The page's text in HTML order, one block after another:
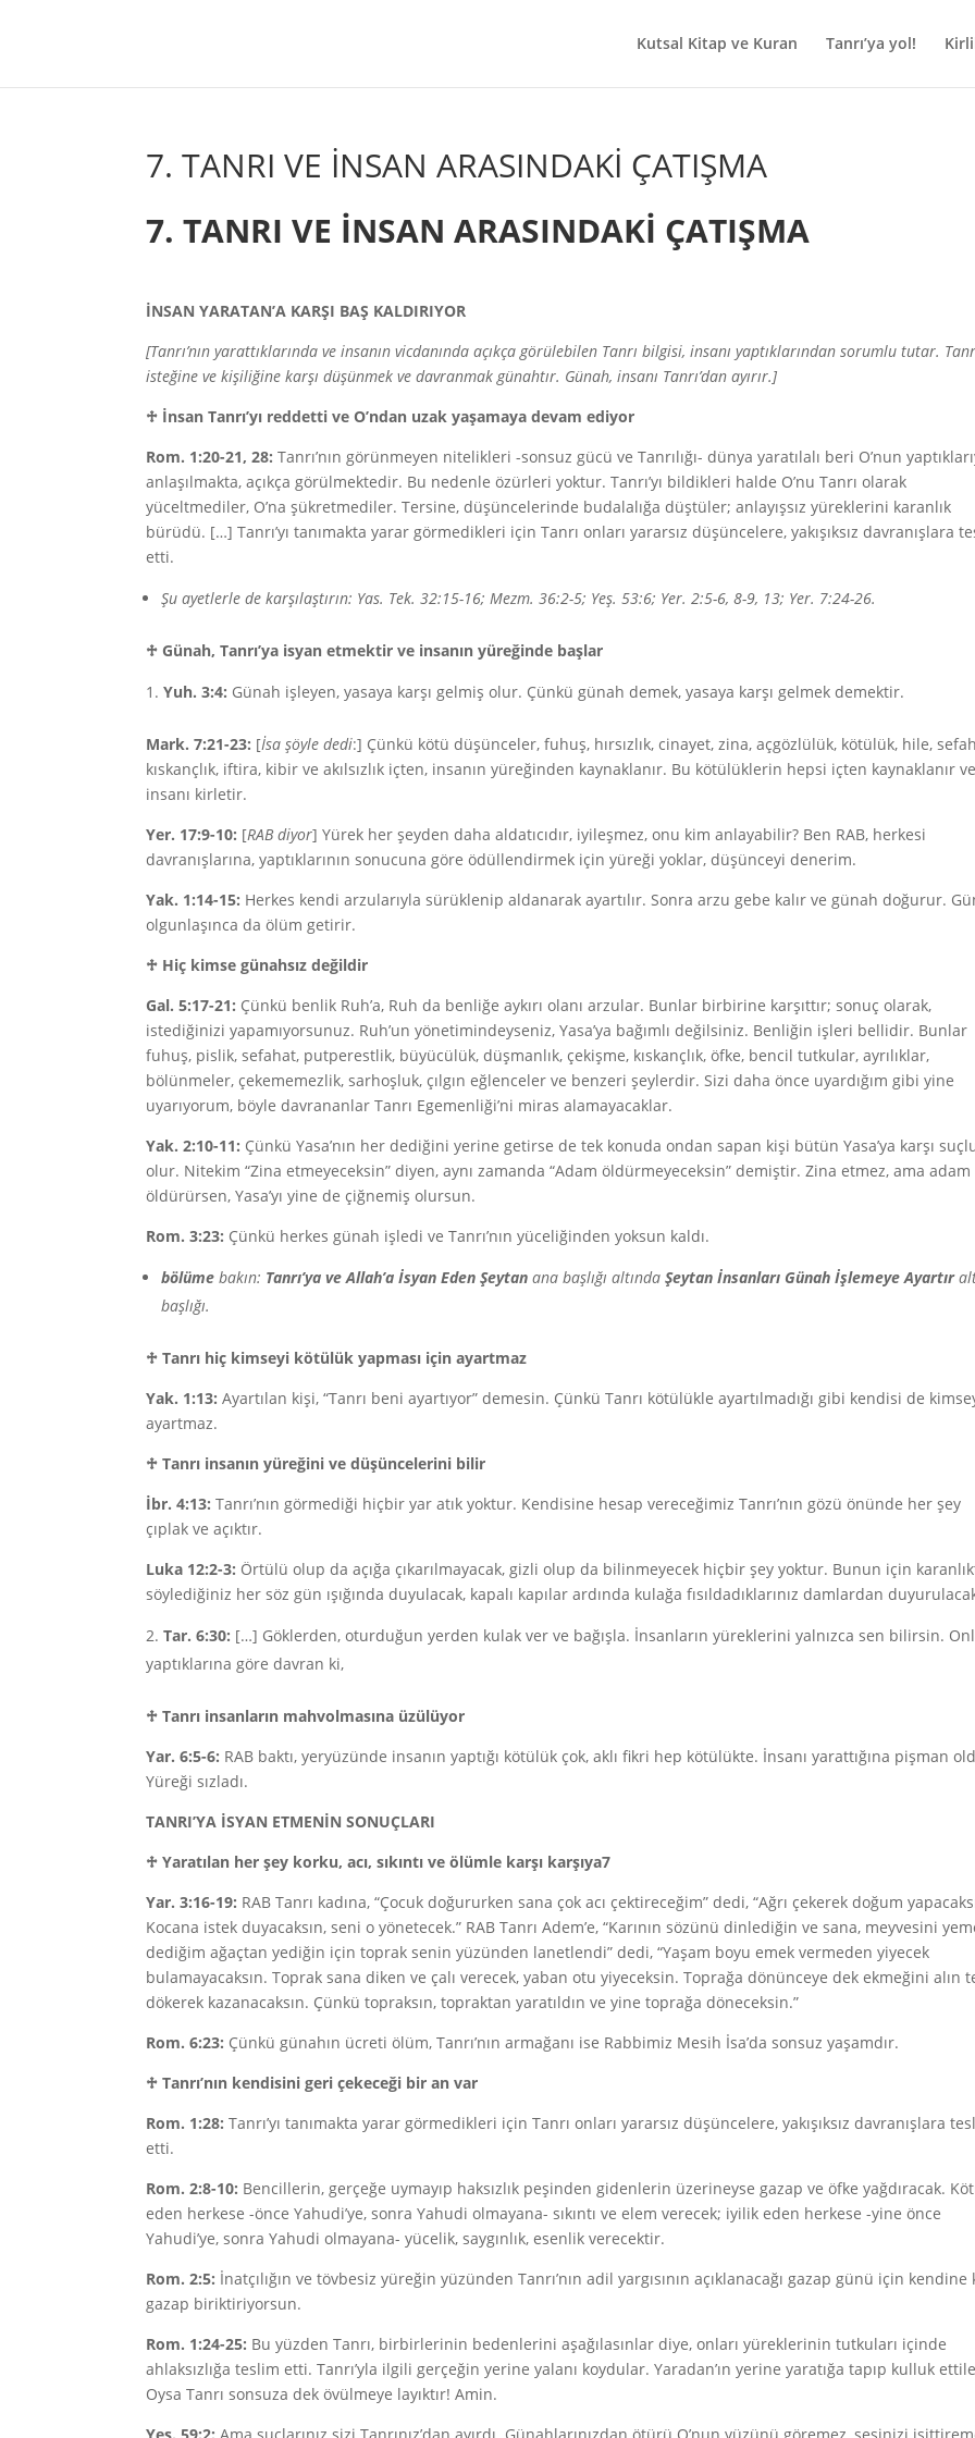
Kutsal Kitap ve Kuran Tanrı’ya yol!
7. TANRI VE İNSAN ARASINDAKİ ÇATIŞMA
7. TANRI VE İNSAN ARASINDAKİ ÇATIŞMA
İNSAN YARATAN’A KARŞI BAŞ KALDIRIYOR
[Tanrı’nın yarattıklarında ve insanın vicdanında açıkça görülebilen Tanrı bilgisi, insanı yaptıklarından sorumlu tutar.
isteğine ve kişiliğine karşı düşünmek ve davranmak günahtır. Günah, insanı Tanrı’dan ayırır.]
♱ İnsan Tanrı’yı reddetti ve O’ndan uzak yaşamaya devam ediyor
Rom. 1:20-21, 28: Tanrı’nın görünmeyen nitelikleri -sonsuz gücü ve Tanrılığı- dünya yaratılalı beri O’nun
anlaşılmakta, açıkça görülmektedir. Bu nedenle özürleri yoktur. Tanrı’yı bildikleri halde O’nu Tanrı olarak
yüceltmediler, O’na şükretmediler. Tersine, düşüncelerinde budalalığa düştüler; anlayışsız yüreklerini karanlık
bürüdü. […] Tanrı’yı tanımakta yarar görmedikleri için Tanrı onları yararsız düşüncelere, yakışıksız davranışlara
etti.
Şu ayetlerle de karşılaştırın: Yas. Tek. 32:15-16; Mezm. 36:2-5; Yeş. 53:6; Yer. 2:5-6, 8-9, 13; Yer. 7:24-26.
♱ Günah, Tanrı’ya isyan etmektir ve insanın yüreğinde başlar
Yuh. 3:4: Günah işleyen, yasaya karşı gelmiş olur. Çünkü günah demek, yasaya karşı gelmek demektir.
Mark. 7:21-23: [İsa şöyle dedi:] Çünkü kötü düşünceler, fuhuş, hırsızlık, cinayet, zina, açgözlülük, kötülük, hile,
kıskançlık, iftira, kibir ve akılsızlık içten, insanın yüreğinden kaynaklanır. Bu kötülüklerin hepsi içten kaynaklanır ve
insanı kirletir.
Yer. 17:9-10: [RAB diyor] Yürek her şeyden daha aldatıcıdır, iyileşmez, onu kim anlayabilir? Ben RAB, herkesi
davranışlarına, yaptıklarının sonucuna göre ödüllendirmek için yüreği yoklar, düşünceyi denerim.
Yak. 1:14-15: Herkes kendi arzularıyla sürüklenip aldanarak ayartılır. Sonra arzu gebe kalır ve günah doğurur.
olgunlaşınca da ölüm getirir.
♱ Hiç kimse günahsız değildir
Gal. 5:17-21: Çünkü benlik Ruh’a, Ruh da benliğe aykırı olanı arzular. Bunlar birbirine karşıttır; sonuç olarak,
istediğinizi yapamıyorsunuz. Ruh’un yönetimindeyseniz, Yasa’ya bağımlı değilsiniz. Benliğin işleri bellidir. Bunlar
fuhuş, pislik, sefahat, putperestlik, büyücülük, düşmanlık, çekişme, kıskançlık, öfke, bencil tutkular, ayrılıklar,
bölünmeler, çekememezlik, sarhoşluk, çılgın eğlenceler ve benzeri şeylerdir. Sizi daha önce uyardığım gibi yine
uyarıyorum, böyle davrananlar Tanrı Egemenliği’ni miras alamayacaklar.
Yak. 2:10-11: Çünkü Yasa’nın her dediğini yerine getirse de tek konuda ondan sapan kişi bütün Yasa’ya karşı
olur. Nitekim “Zina etmeyeceksin” diyen, aynı zamanda “Adam öldürmeyeceksin” demiştir. Zina etmez, ama adam
öldürürsen, Yasa’yı yine de çiğnemiş olursun.
Rom. 3:23: Çünkü herkes günah işledi ve Tanrı’nın yüceliğinden yoksun kaldı.
bölüme bakın: Tanrı’ya ve Allah’a İsyan Eden Şeytan ana başlığı altındaŞeytan İnsanları Günah İşlemeye Ayartır
başlığı.
♱ Tanrı hiç kimseyi kötülük yapması için ayartmaz
Yak. 1:13: Ayartılan kişi, “Tanrı beni ayartıyor” demesin. Çünkü Tanrı kötülükle ayartılmadığı gibi kendisi de
ayartmaz.
♱ Tanrı insanın yüreğini ve düşüncelerini bilir
İbr. 4:13: Tanrı’nın görmediği hiçbir yar atık yoktur. Kendisine hesap vereceğimiz Tanrı’nın gözü önünde her şey
çıplak ve açıktır.
Luka 12:2-3: Örtülü olup da açığa çıkarılmayacak, gizli olup da bilinmeyecek hiçbir şey yoktur. Bunun için
söylediğiniz her söz gün ışığında duyulacak, kapalı kapılar ardında kulağa fısıldadıklarınız damlardan
Tar. 6:30: […] Göklerden, oturduğun yerden kulak ver ve bağışla. İnsanların yüreklerini yalnızca sen bilirsin.
yaptıklarına göre davran ki,
♱ Tanrı insanların mahvolmasına üzülüyor
Yar. 6:5-6: RAB baktı, yeryüzünde insanın yaptığı kötülük çok, aklı fikri hep kötülükte. İnsanı yarattığına pişman
Yüreği sızladı.
TANRI’YA İSYAN ETMENİN SONUÇLARI
♱ Yaratılan her şey korku, acı, sıkıntı ve ölümle karşı karşıya7
Yar. 3:16-19: RAB Tanrı kadına, “Çocuk doğururken sana çok acı çektireceğim” dedi, “Ağrı çekerek doğum
Kocana istek duyacaksın, seni o yönetecek.” RAB Tanrı Adem’e, “Karının sözünü dinlediğin ve sana, meyvesini
dediğim ağaçtan yediğin için toprak senin yüzünden lanetlendi” dedi, “Yaşam boyu emek vermeden yiyecek
bulamayacaksın. Toprak sana diken ve çalı verecek, yaban otu yiyeceksin. Toprağa dönünceye dek ekmeğini alın
dökerek kazanacaksın. Çünkü topraksın, topraktan yaratıldın ve yine toprağa döneceksin.”
Rom. 6:23: Çünkü günahın ücreti ölüm, Tanrı’nın armağanı ise Rabbimiz Mesih İsa’da sonsuz yaşamdır.
♱ Tanrı’nın kendisini geri çekeceği bir an var
Rom. 1:28: Tanrı’yı tanımakta yarar görmedikleri için Tanrı onları yararsız düşüncelere, yakışıksız davranışlara
etti.
Rom. 2:8-10: Bencillerin, gerçeğe uymayıp haksızlık peşinden gidenlerin üzerineyse gazap ve öfke yağdıracak.
eden herkese -önce Yahudi’ye, sonra Yahudi olmayana- sıkıntı ve elem verecek; iyilik eden herkese -yine önce
Yahudi’ye, sonra Yahudi olmayana- yücelik, saygınlık, esenlik verecektir.
Rom. 2:5: İnatçılığın ve tövbesiz yüreğin yüzünden Tanrı’nın adil yargısının açıklanacağı gazap günü için kendine
gazap biriktiriyorsun.
Rom. 1:24-25: Bu yüzden Tanrı, birbirlerinin bedenlerini aşağılasınlar diye, onları yüreklerinin tutkuları içinde
ahlaksızlığa teslim etti. Tanrı’yla ilgili gerçeğin yerine yalanı koydular. Yaradan’ın yerine yaratığa tapıp kulluk
Oysa Tanrı sonsuza dek övülmeye layıktır! Amin.